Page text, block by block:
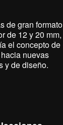
de gran formato
de 12 y 20 mm,
el concepto de
nuevas
y de diseño.